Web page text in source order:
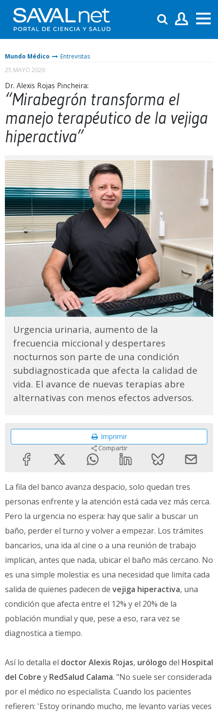
Mundo Médico
Entrevistas
25 MAYO 2026
Dr. Alexis Rojas Pincheira:
“Mirabegrón transforma el
manejo terapéutico de la vejiga
hiperactiva”
Urgencia urinaria, aumento de la
frecuencia miccional y despertares
nocturnos son parte de una condición
subdiagnosticada que afecta la calidad de
vida. El avance de nuevas terapias abre
alternativas con menos efectos adversos.
Imprimir
Compartir
La fila del banco avanza despacio, solo quedan tres
personas enfrente y la atención está cada vez más cerca.
Pero la urgencia no espera: hay que salir a buscar un
baño, perder el turno y volver a empezar. Los trámites
bancarios, una ida al cine o a una reunión de trabajo
implican, antes que nada, ubicar el baño más cercano. No
es una simple molestia: es una necesidad que limita cada
salida de quienes padecen de vejiga hiperactiva, una
condición que afecta entre el 12% y el 20% de la
población mundial y que, pese a eso, rara vez se
diagnostica a tiempo.
Así lo detalla el doctor Alexis Rojas, urólogo del Hospital
del Cobre y RedSalud Calama. "No suele ser considerada
por el médico no especialista. Cuando los pacientes
refieren: 'Estoy orinando mucho, me levanto varias veces